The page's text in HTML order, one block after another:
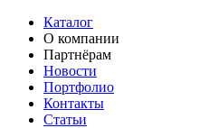
Каталог
О компании
Партнёрам
Новости
Портфолио
Контакты
Статьи